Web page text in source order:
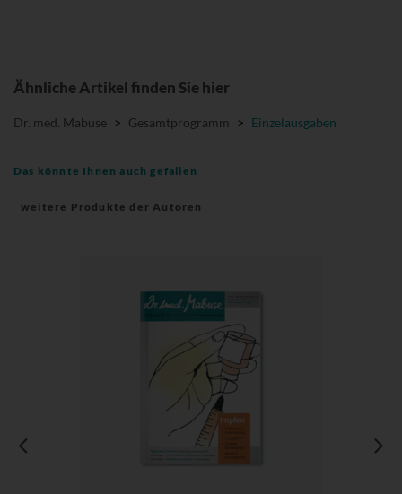
Ähnliche Artikel finden Sie hier
Dr. med. Mabuse > Gesamtprogramm > Einzelausgaben
Das könnte Ihnen auch gefallen
weitere Produkte der Autoren